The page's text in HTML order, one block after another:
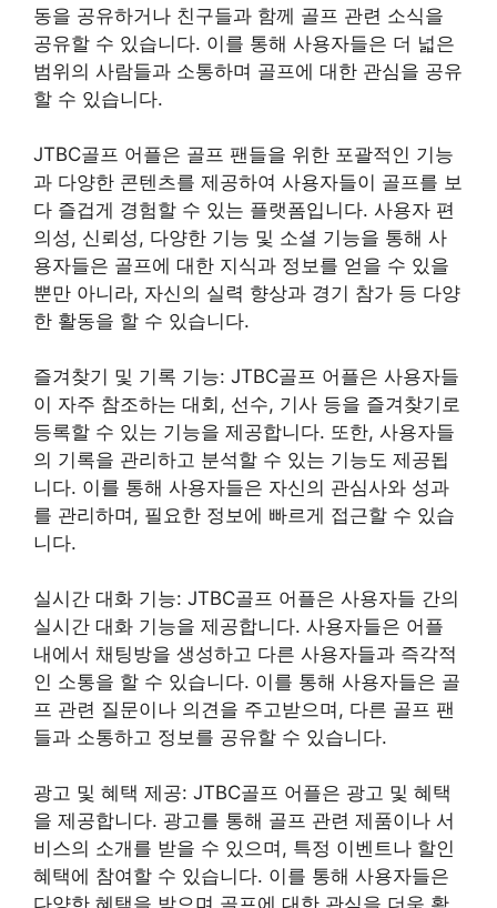
동을 공유하거나 친구들과 함께 골프 관련 소식을
공유할 수 있습니다. 이를 통해 사용자들은 더 넓은
범위의 사람들과 소통하며 골프에 대한 관심을 공유
할 수 있습니다.
JTBC골프 어플은 골프 팬들을 위한 포괄적인 기능
과 다양한 콘텐츠를 제공하여 사용자들이 골프를 보
다 즐겁게 경험할 수 있는 플랫폼입니다. 사용자 편
의성, 신뢰성, 다양한 기능 및 소셜 기능을 통해 사
용자들은 골프에 대한 지식과 정보를 얻을 수 있을
뿐만 아니라, 자신의 실력 향상과 경기 참가 등 다양
한 활동을 할 수 있습니다.
즐겨찾기 및 기록 기능: JTBC골프 어플은 사용자들
이 자주 참조하는 대회, 선수, 기사 등을 즐겨찾기로
등록할 수 있는 기능을 제공합니다. 또한, 사용자들
의 기록을 관리하고 분석할 수 있는 기능도 제공됩
니다. 이를 통해 사용자들은 자신의 관심사와 성과
를 관리하며, 필요한 정보에 빠르게 접근할 수 있습
니다.
실시간 대화 기능: JTBC골프 어플은 사용자들 간의
실시간 대화 기능을 제공합니다. 사용자들은 어플
내에서 채팅방을 생성하고 다른 사용자들과 즉각적
인 소통을 할 수 있습니다. 이를 통해 사용자들은 골
프 관련 질문이나 의견을 주고받으며, 다른 골프 팬
들과 소통하고 정보를 공유할 수 있습니다.
광고 및 혜택 제공: JTBC골프 어플은 광고 및 혜택
을 제공합니다. 광고를 통해 골프 관련 제품이나 서
비스의 소개를 받을 수 있으며, 특정 이벤트나 할인
혜택에 참여할 수 있습니다. 이를 통해 사용자들은
다양한 혜택을 받으며 골프에 대한 관심을 더욱 확